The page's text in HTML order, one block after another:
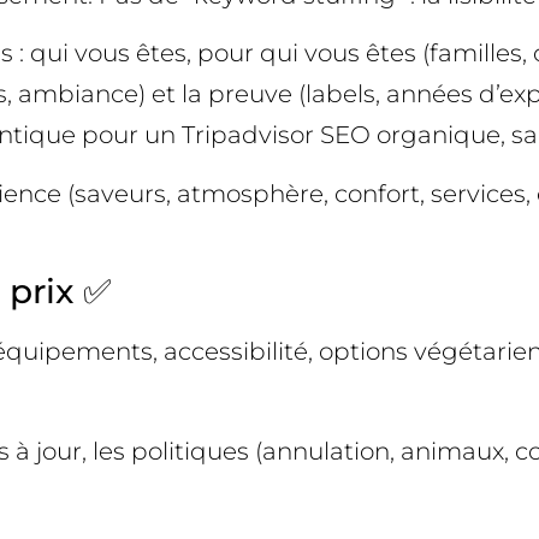
qui vous êtes, pour qui vous êtes (familles,
et la preuve (labels, années
pour un Tripadvisor SEO organique,
(saveurs, atmosphère, confort,
✅
accessibilité, options
à jour, les politiques (annulation, animaux,